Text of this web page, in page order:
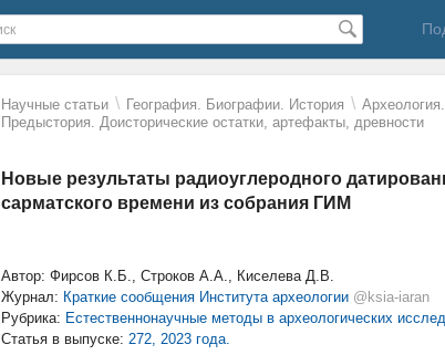
Научные статьи \ География. Биографии. История \
Предыстория. Доисторические остатки, артефакты, древности
Новые результаты радиоуглеродного
сарматского времени из собрания ГИМ
Автор: Фирсов К.Б., Строков А.А., Киселева Д.В.
Журнал: Краткие сообщения Института археологии @ksia-iaran
Рубрика: Естественнонаучные методы в археологических
Статья в выпуске: 272, 2023 года.